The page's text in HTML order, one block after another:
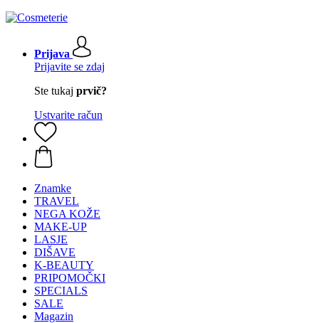
Prijava
Prijavite se zdaj
Ste tukaj prvič?
Ustvarite račun
Znamke
TRAVEL
NEGA KOŽE
MAKE-UP
LASJE
DIŠAVE
K-BEAUTY
PRIPOMOČKI
SPECIALS
SALE
Magazin